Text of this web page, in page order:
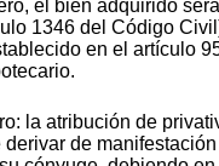
el bien adquirido
1346 del Código
en el artículo
la atribución de
de manifestación